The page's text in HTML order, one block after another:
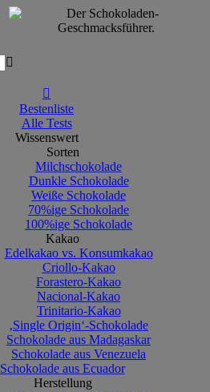


Bestenliste
Alle Tests
Wissenswert
Sorten
Milchschokolade
Dunkle Schokolade
Weiße Schokolade
70%ige Schokolade
100%ige Schokolade
Kakao
Edelkakao vs. Konsumkakao
Criollo-Kakao
Forastero-Kakao
Nacional-Kakao
Trinitario-Kakao
‚Single Origin‘-Schokolade
Schokolade aus Madagaskar
Schokolade aus Venezuela
Schokolade aus Ecuador
Herstellung